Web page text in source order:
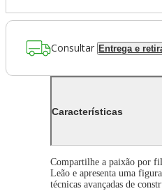
Consultar Entrega e
Características
Compartilhe a paixão por
Leão e apresenta uma
técnicas avançadas de